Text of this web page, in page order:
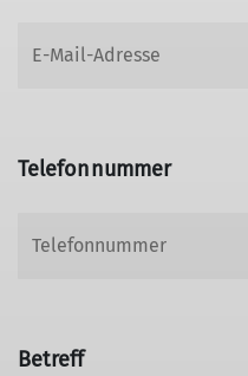
Telefonnummer
Betreff